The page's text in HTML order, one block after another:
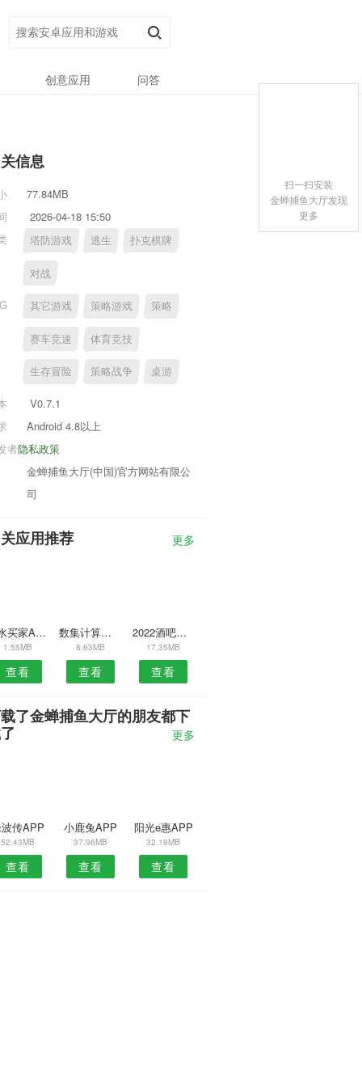
创意应用 问答
信息
77.84MB
2026-04-18 15:50
塔防游戏 逃生 扑克棋牌
对战
其它游戏 策略游戏 策略
赛车竞速 体育竞技
生存冒险 策略战争 桌游
V0.7.1
Android 4.8以上
隐私政策
者
金蝉捕鱼大厅(中国)官方网站有限公
司
应用推荐 更多
订水买家APP
1.55MB
查看
数集计算器APP
8.63MB
查看
2022酒吧助手APP
17.35MB
查看
了金蝉捕鱼大厅的朋友都下
更多
传APP
52.43MB
查看
小鹿兔APP
37.96MB
查看
阳光e惠APP
32.18MB
查看
扫一扫安装
金蝉捕鱼大厅发现
更多